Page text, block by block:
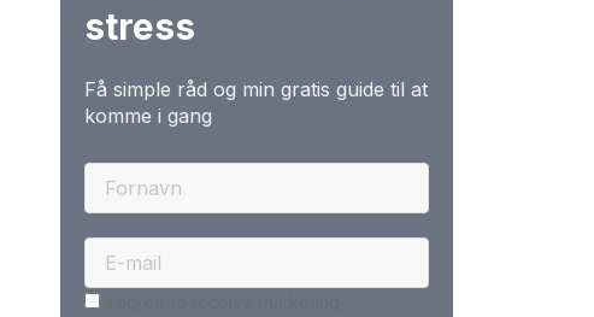
stress
Få simple råd og min gratis guide til at
komme i gang